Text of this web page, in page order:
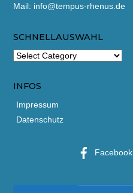
Mail: info@tempus-rhenus.de
SCHNELLAUSWAHL
INFOS
Impressum
Datenschutz
Facebook